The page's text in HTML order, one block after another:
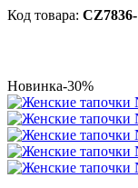
Новинка-30%